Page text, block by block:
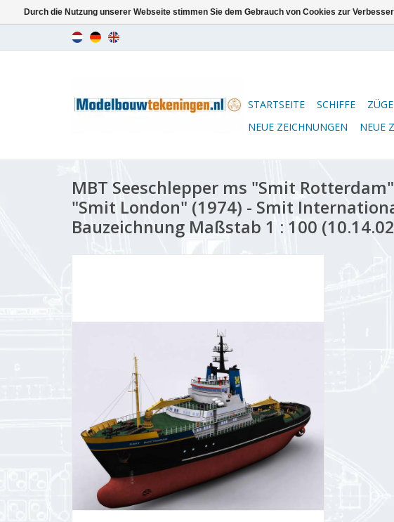
STARTSEITE SCHIFFE ZÜGE
NEUE ZEICHNUNGEN
NEUE
MBT Seeschlepper ms "Smit
"Smit London" (1974) - Smit
Bauzeichnung Maßstab 1 : 100
Durch die Nutzung unserer Webseite stimmen Sie dem Gebrauch von Cookies zur